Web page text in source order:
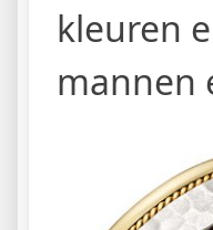
kleuren
mannen